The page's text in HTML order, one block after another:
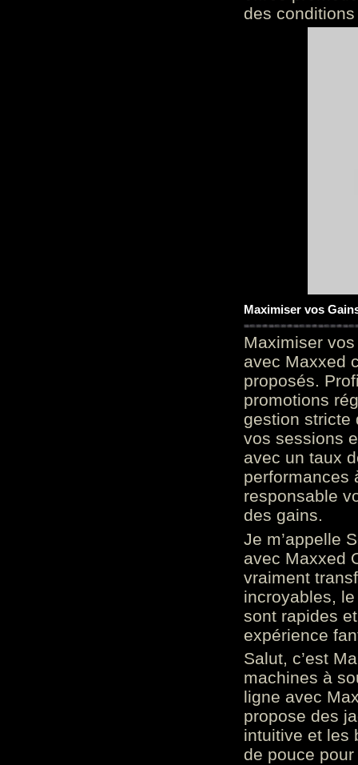
des
Maximiser vos
Maximiser
avec Maxxed
proposés.
promotions
gestion stricte
vos sessions
avec un taux
performances
responsable
des gains.
Je m’appelle
avec Maxxed
vraiment
incroyables,
sont rapides
expérience
Salut, c’est
machines à
ligne avec
propose des
intuitive et les
de pouce